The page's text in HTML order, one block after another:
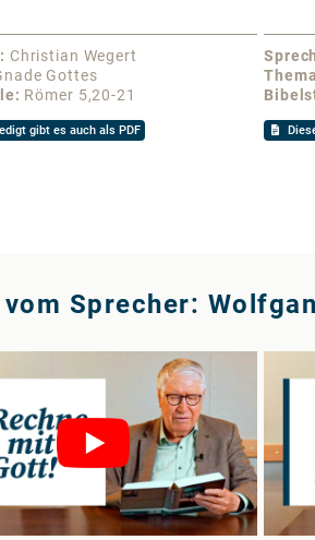
Christian Wegert
Gottes
Römer 5,20-21
gibt es auch als PDF
Thema
Sprecher: